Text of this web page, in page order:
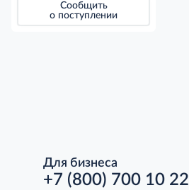
Сообщить
о поступлении
Для бизнеса
+7 (800) 700 10 22